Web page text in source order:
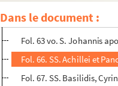
Dans le document :
Fol. 61 vo. SS. Alexandri,
Fol. 63. « De inventione S
Fol. 63 vo. S. Johannis
Fol. 66. SS. Achillei et
Fol. 67. SS. Basilidis,